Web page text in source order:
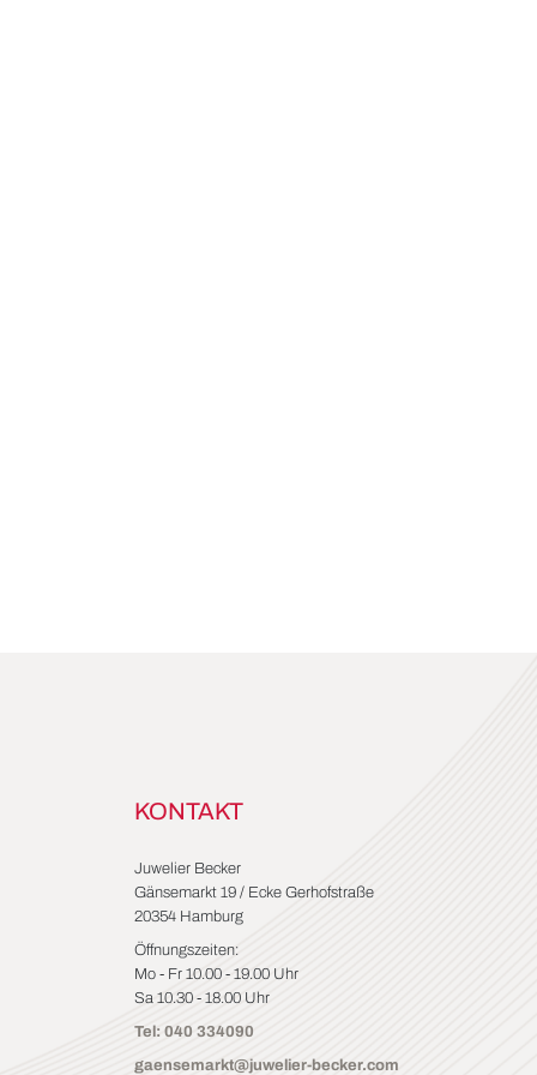
KONTAKT
Juwelier Becker
Gänsemarkt 19 / Ecke Gerhofstraße
20354 Hamburg
Öffnungszeiten:
Mo - Fr 10.00 - 19.00 Uhr
Sa 10.30 - 18.00 Uhr
Tel: 040 334090
gaensemarkt@juwelier-becker.com